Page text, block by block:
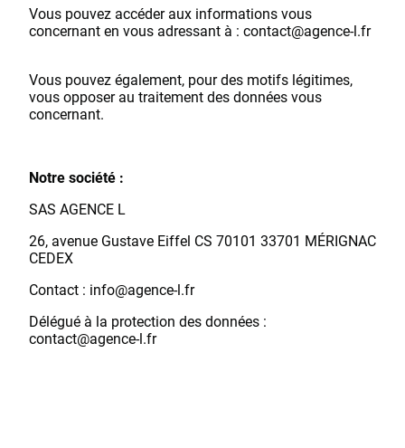
Vous pouvez accéder aux informations vous
concernant en vous adressant à : contact@agence-l.fr
Vous pouvez également, pour des motifs légitimes,
vous opposer au traitement des données vous
concernant.
Notre société :
SAS AGENCE L
26, avenue Gustave Eiffel CS 70101 33701 MÉRIGNAC
CEDEX
Contact : info@agence-l.fr
Délégué à la protection des données :
contact@agence-l.fr